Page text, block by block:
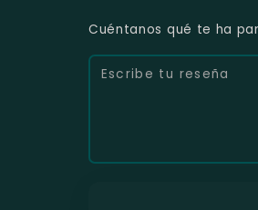
Cuéntanos qué te ha